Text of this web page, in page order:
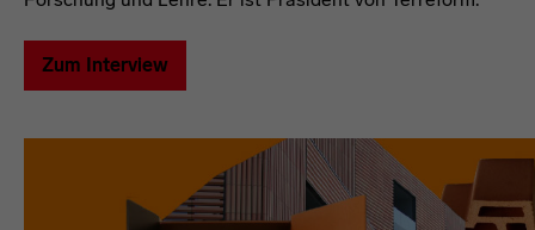
Zum Interview